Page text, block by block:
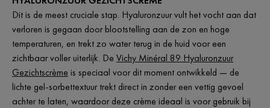
Dit is de meest cruciale stap. Hyaluronzuur vult het vocht aan dat
verloren is gegaan door blootstelling aan de zon en hoge
temperaturen, en trekt zo water terug in de huid voor een
zichtbaar voller uiterlijk. De Vichy Minéral 89 Hyaluronzuur
Gezichtscrème is speciaal voor dit moment ontwikkeld — de
lichte gel-sorbettextuur trekt direct in zonder een vettig gevoel
achter te laten, waardoor deze crème ideaal is voor gebruik bij